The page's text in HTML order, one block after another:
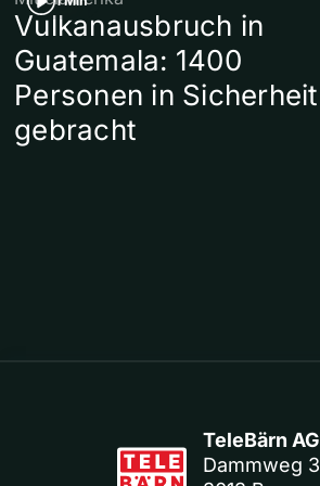
Vulkanausbruch in
Guatemala: 1400
Personen in Sicherheit
gebracht
TeleBärn AG
Dammweg 3